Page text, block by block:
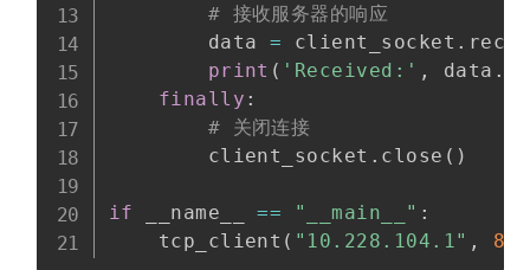
# 接收服务器的响应
        data
= client_socket . recv
print ( 'Received:' , data .
finally :
# 关闭连接
        client_socket
. close ( )
if __name__ == "__main__" :
    tcp_client
( "10.228.104.1" ,